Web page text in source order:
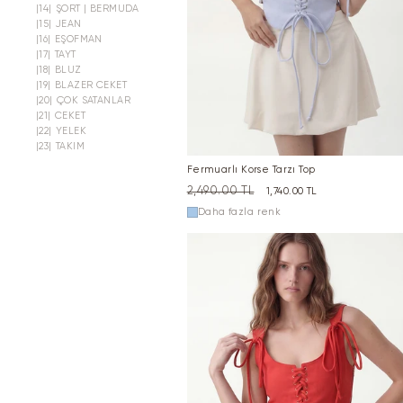
|14|
ŞORT | BERMUDA
|15|
JEAN
|16|
EŞOFMAN
|17|
TAYT
|18|
BLUZ
|19|
BLAZER CEKET
|20|
ÇOK SATANLAR
|21|
CEKET
|22|
YELEK
|23|
TAKIM
Fermuarlı Korse Tarzı Top
Normal
2,490.00 TL
İndirimli
1,740.00 TL
Daha fazla renk